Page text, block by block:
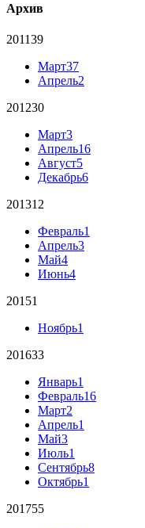
Архив
201139
Март37
Апрель2
201230
Март3
Апрель16
Август5
Декабрь6
201312
Февраль1
Апрель3
Май4
Июнь4
20151
Ноябрь1
201633
Январь1
Февраль16
Март2
Апрель1
Май3
Июль1
Сентябрь8
Октябрь1
201755